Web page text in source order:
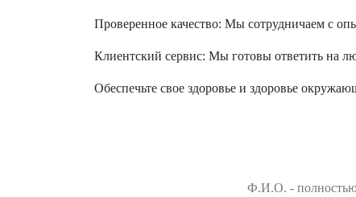
Проверенное качество: Мы сотрудничаем с
Клиентский сервис: Мы готовы ответить на
Обеспечьте свое здоровье и здоровье
Ф.И.О. -